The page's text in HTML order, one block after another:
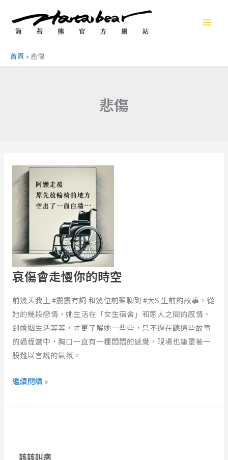
首頁 »悲傷
悲傷
哀傷會走慢你的時空
前幾天我上 #震震有詞 和幾位前輩聊到 #大S 生前的故事，從
她的幾段戀情，她生活在「女生宿舍」和家人之間的感情、
到婚姻生活等等，才更了解她一些些，只不過在聽這些故事
的過程當中，胸口一直有一種悶悶的感覺，現場也籠罩著一
股難以言說的氣氛。
會
的
時
空
繼續閱讀 »
病：